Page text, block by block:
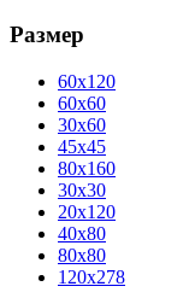
Размер
60x120
60x60
30x60
45x45
80x160
30x30
20x120
40x80
80x80
120x278